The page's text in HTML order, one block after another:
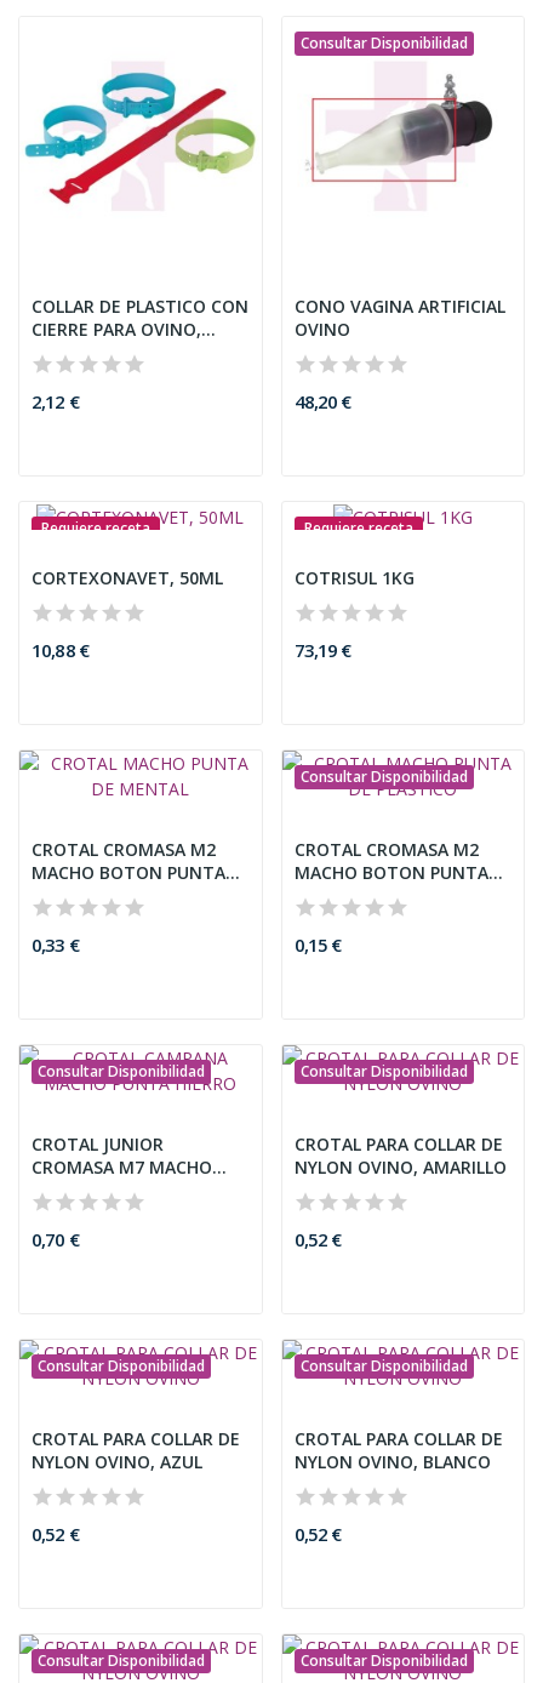
COLLAR DE PLASTICO CON
CIERRE PARA OVINO,
56CM,...
2,12 €
Consultar Disponibilidad
CONO VAGINA ARTIFICIAL
OVINO
48,20 €
Requiere receta
CORTEXONAVET, 50ML
10,88 €
Requiere receta
COTRISUL 1KG
73,19 €
CROTAL CROMASA M2
MACHO BOTON PUNTA
DE METAL
0,33 €
Consultar Disponibilidad
CROTAL CROMASA M2
MACHO BOTON PUNTA
DE PLASTICO
0,15 €
Consultar Disponibilidad
CROTAL JUNIOR
CROMASA M7 MACHO
PUNTA METAL
0,70 €
Consultar Disponibilidad
CROTAL PARA COLLAR DE
NYLON OVINO, AMARILLO
0,52 €
Consultar Disponibilidad
CROTAL PARA COLLAR DE
NYLON OVINO, AZUL
0,52 €
Consultar Disponibilidad
CROTAL PARA COLLAR DE
NYLON OVINO, BLANCO
0,52 €
Consultar Disponibilidad Consultar Disponibilidad